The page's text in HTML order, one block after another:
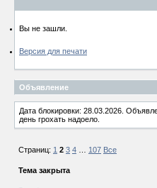
Вы не зашли.
Версия для печати
Объявление
Дата блокировки: 28.03.2026.
день грохать надоело.
Страниц: 1 2 3 4 … 107 Все
Тема закрыта